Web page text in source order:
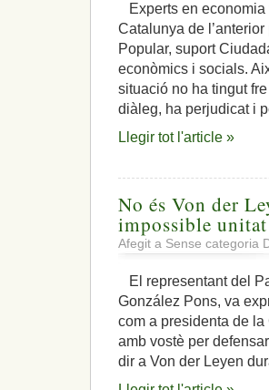
Experts en economia
Catalunya de
Popular, suport
econòmics i socials.
situació no ha tingut
diàleg, ha perjudicat i
Llegir tot l'article »
No és Von der
impossible unitat
Afegit a Sense categoria
El representant del
González Pons, va
com a presidenta de
amb vostè per
dir a Von der Leyen